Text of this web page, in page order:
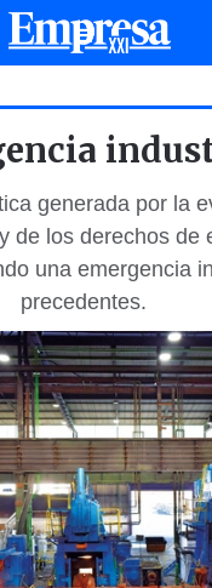
generada por la
de los derechos de
una emergencia
precedentes.